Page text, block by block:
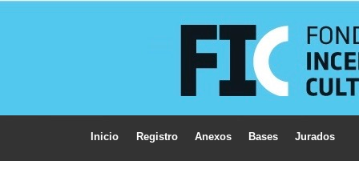
Inicio Registro Anexos Bases Jurados